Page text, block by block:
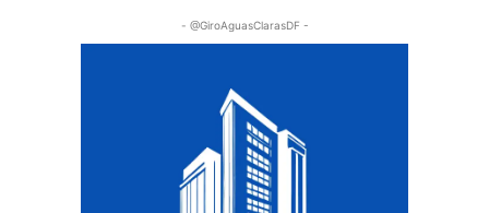
- @GiroAguasClarasDF -